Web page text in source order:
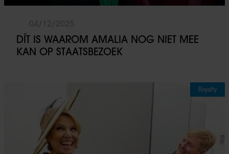
DÍT IS WAAROM AMALIA NOG NIET MEE
KAN OP STAATSBEZOEK
Royalty